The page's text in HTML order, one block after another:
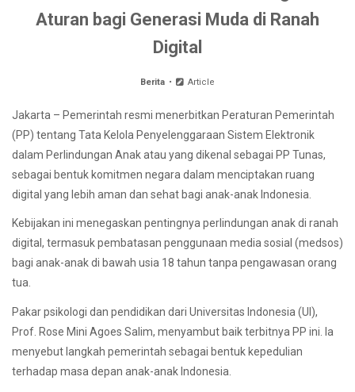
Aturan bagi Generasi Muda di Ranah
Digital
Berita Article
Jakarta – Pemerintah resmi menerbitkan Peraturan Pemerintah
(PP) tentang Tata Kelola Penyelenggaraan Sistem Elektronik
dalam Perlindungan Anak atau yang dikenal sebagai PP Tunas,
sebagai bentuk komitmen negara dalam menciptakan ruang
digital yang lebih aman dan sehat bagi anak-anak Indonesia.
Kebijakan ini menegaskan pentingnya perlindungan anak di ranah
digital, termasuk pembatasan penggunaan media sosial (medsos)
bagi anak-anak di bawah usia 18 tahun tanpa pengawasan orang
tua.
Pakar psikologi dan pendidikan dari Universitas Indonesia (UI),
Prof. Rose Mini Agoes Salim, menyambut baik terbitnya PP ini. Ia
menyebut langkah pemerintah sebagai bentuk kepedulian
terhadap masa depan anak-anak Indonesia.